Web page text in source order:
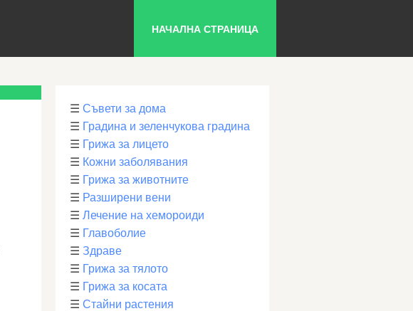
НАЧАЛНА СТРАНИЦА
☰ Съвети за дома
☰ Градина и зеленчукова градина
☰ Грижа за лицето
☰ Кожни заболявания
☰ Грижа за животните
☰ Разширени вени
☰ Лечение на хемороиди
☰ Главоболие
☰ Здраве
☰ Грижа за тялото
☰ Грижа за косата
☰ Стайни растения